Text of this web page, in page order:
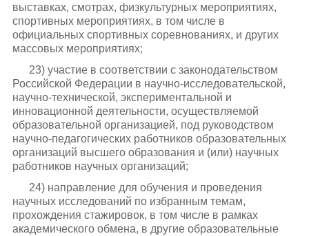
выставках, смотрах, физкультурных мероприятиях,
спортивных мероприятиях, в том числе в
официальных спортивных соревнованиях, и других
массовых мероприятиях;
23) участие в соответствии с законодательством
Российской Федерации в научно-исследовательской,
научно-технической, экспериментальной и
инновационной деятельности, осуществляемой
образовательной организацией, под руководством
научно-педагогических работников образовательных
организаций высшего образования и (или) научных
работников научных организаций;
24) направление для обучения и проведения
научных исследований по избранным темам,
прохождения стажировок, в том числе в рамках
академического обмена, в другие образовательные